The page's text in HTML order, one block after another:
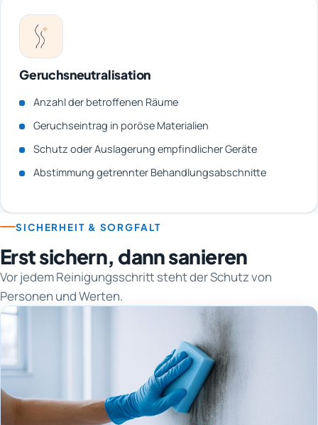
Geruchsneutralisation
Anzahl der betroffenen Räume
Geruchseintrag in poröse Materialien
Schutz oder Auslagerung empfindlicher Geräte
Abstimmung getrennter Behandlungsabschnitte
SICHERHEIT & SORGFALT
Erst sichern, dann sanieren
Vor jedem Reinigungsschritt steht der Schutz von
Personen und Werten.